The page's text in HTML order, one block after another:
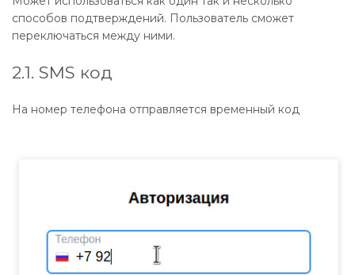
способов подтверждений. Пользователь сможет
переключаться между ними.
2.1. SMS код
На номер телефона отправляется временный код